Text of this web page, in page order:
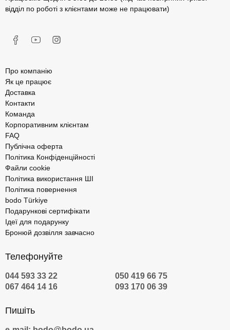
відділ по роботі з клієнтами може не працювати)
Про компанію
Як це працює
Доставка
Контакти
Команда
Корпоративним клієнтам
FAQ
Публічна оферта
Політика Конфіденційності
Файли cookie
Політика використання ШІ
Політика повернення
bodo Türkiye
Подарункові сертифікати
Ідеї для подарунку
Бронюй дозвілля завчасно
Телефонуйте
044 593 33 22
050 419 66 75
067 464 14 16
093 170 06 39
Пишіть